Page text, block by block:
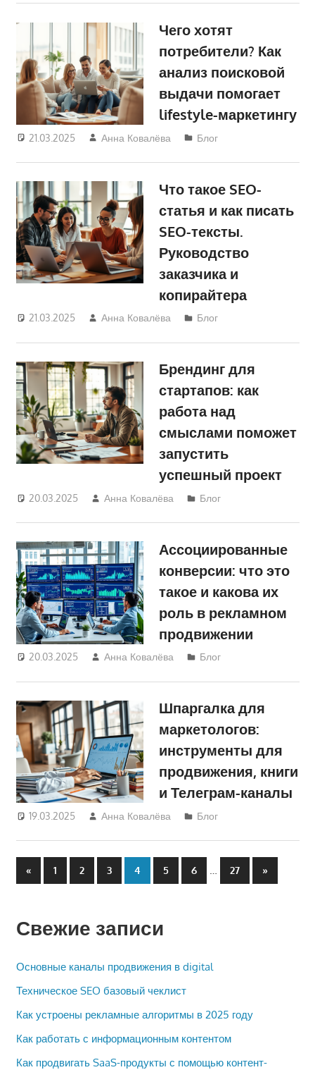
Чего хотят
потребители? Как
анализ поисковой
выдачи помогает
lifestyle-маркетингу
21.03.2025 Анна Ковалёва Блог
Что такое SEO-
статья и как писать
SEO-тексты.
Руководство
заказчика и
копирайтера
21.03.2025 Анна Ковалёва Блог
Брендинг для
стартапов: как
работа над
смыслами поможет
запустить
успешный проект
20.03.2025 Анна Ковалёва Блог
Ассоциированные
конверсии: что это
такое и какова их
роль в рекламном
продвижении
20.03.2025 Анна Ковалёва Блог
Шпаргалка для
маркетологов:
инструменты для
продвижения, книги
и Телеграм-каналы
19.03.2025 Анна Ковалёва Блог
Пагинация
«Предыдущие
записи
1 2 3 4 5 6 … 27
записи
»
Свежие записи
Основные каналы продвижения в digital
Техническое SEO базовый чеклист
Как устроены рекламные алгоритмы в 2025 году
Как работать с информационным контентом
Как продвигать SaaS-продукты с помощью контент-